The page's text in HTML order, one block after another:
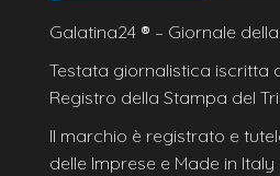
Galatina24 ® – Giornale
Testata giornalistica iscritta
Registro della Stampa del
Il marchio è registrato e
delle Imprese e Made in Italy